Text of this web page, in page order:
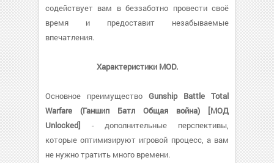
содействует вам в беззаботно провести своё
время и предоставит незабываемые
впечатления.
Характеристики MOD.
Основное преимущество Gunship Battle Total
Warfare (Ганшип Батл Общая война) [МОД
Unlocked] - дополнительные перспективы,
которые оптимизируют игровой процесс, а вам
не нужно тратить много времени.